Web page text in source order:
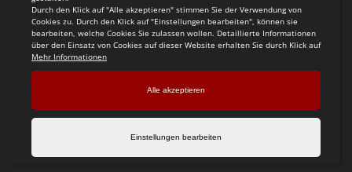
Teamsports 2
Dein Sportverein online